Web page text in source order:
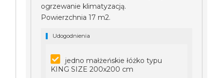
ogrzewanie klimatyzacją.
Powierzchnia 17 m2.
Udogodnienia
jedno małżeńskie łóżko typu
KING SIZE 200x200 cm